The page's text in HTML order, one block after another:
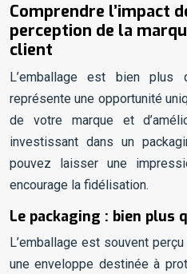
Comprendre l’impact
perception de la
client
L’emballage est bien plus
représente une opportunité
de votre marque et
investissant dans un
pouvez laisser une
encourage la fidélisation.
Le packaging : bien plus
L’emballage est souvent
une enveloppe destinée à